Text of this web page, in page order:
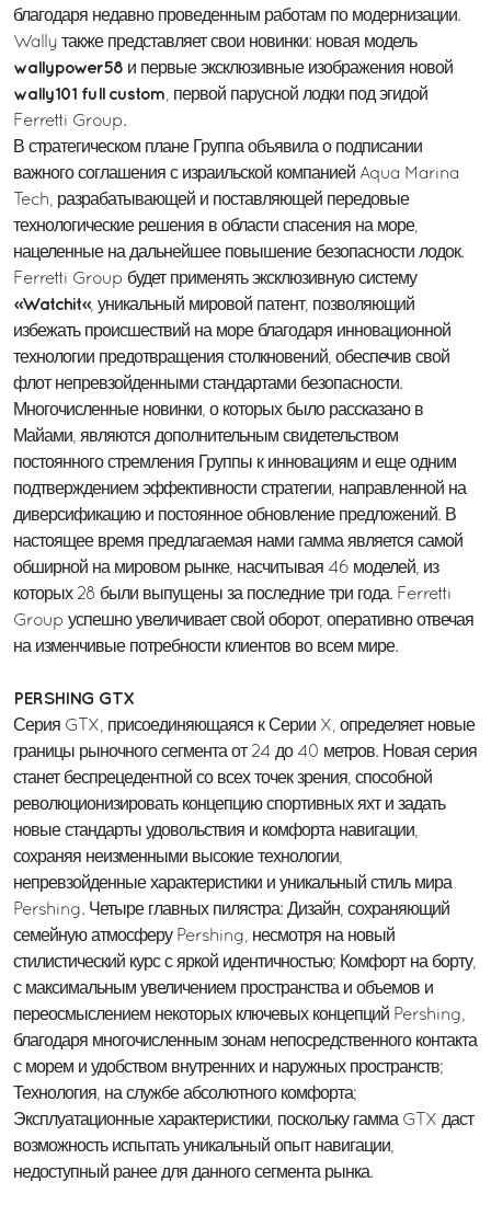
благодаря недавно проведенным работам по модернизации.
Wally также представляет свои новинки: новая модель
wallypower58 и первые эксклюзивные изображения новой
wally101 full custom , первой парусной лодки под эгидой
Ferretti Group.
В стратегическом плане Группа объявила о подписании
важного соглашения с израильской компанией Aqua Marina
Tech, разрабатывающей и поставляющей передовые
технологические решения в области спасения на море,
нацеленные на дальнейшее повышение безопасности лодок.
Ferretti Group будет применять эксклюзивную систему
«Watchit», уникальный мировой патент, позволяющий
избежать происшествий на море благодаря инновационной
технологии предотвращения столкновений, обеспечив свой
флот непревзойденными стандартами безопасности.
Многочисленные новинки, о которых было рассказано в
Майами, являются дополнительным свидетельством
постоянного стремления Группы к инновациям и еще одним
подтверждением эффективности стратегии, направленной на
диверсификацию и постоянное обновление предложений. В
настоящее время предлагаемая нами гамма является самой
обширной на мировом рынке, насчитывая 46 моделей, из
которых 28 были выпущены за последние три года. Ferretti
Group успешно увеличивает свой оборот, оперативно отвечая
на изменчивые потребности клиентов во всем мире.
PERSHING GTX
Серия GTX, присоединяющаяся к Серии X, определяет новые
границы рыночного сегмента от 24 до 40 метров. Новая серия
станет беспрецедентной со всех точек зрения, способной
революционизировать концепцию спортивных яхт и задать
новые стандарты удовольствия и комфорта навигации,
сохраняя неизменными высокие технологии,
непревзойденные характеристики и уникальный стиль мира
Pershing. Четыре главных пилястра: Дизайн, сохраняющий
семейную атмосферу Pershing, несмотря на новый
стилистический курс с яркой идентичностью; Комфорт на борту,
с максимальным увеличением пространства и объемов и
переосмыслением некоторых ключевых концепций Pershing,
благодаря многочисленным зонам непосредственного контакта
с морем и удобством внутренних и наружных пространств;
Технология, на службе абсолютного комфорта;
Эксплуатационные характеристики, поскольку гамма GTX даст
возможность испытать уникальный опыт навигации,
недоступный ранее для данного сегмента рынка.